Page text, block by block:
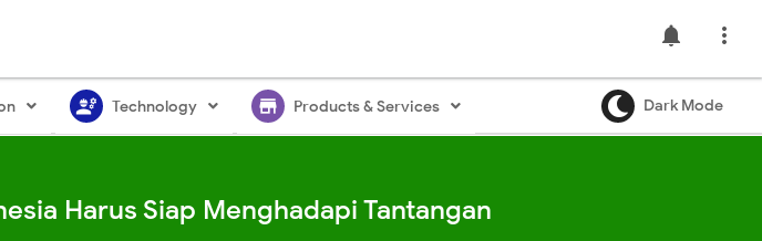

notifications
engineering Technology store Products & Services Dark Mode
Harus Siap Menghadapi Tantangan